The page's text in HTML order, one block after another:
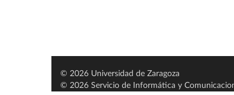
© 2026 Universidad de Zaragoza
© 2026 Servicio de Informática y